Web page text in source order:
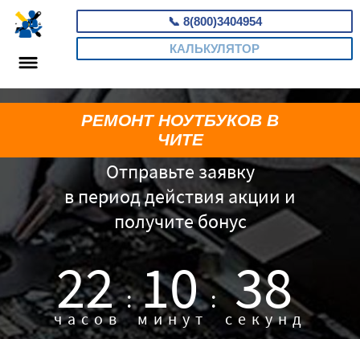
📞 8(800)3404954
КАЛЬКУЛЯТОР
Отправьте заявку
в период действия акции и
получите бонус
22 :
часов 10 :
минут 37
секунд
РЕМОНТ НОУТБУКОВ В
ЧИТЕ